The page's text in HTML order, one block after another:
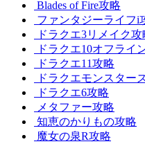
Blades of Fire攻略
ファンタジーライフi
ドラクエ3リメイク攻
ドラクエ10オフライ
ドラクエ11攻略
ドラクエモンスター
ドラクエ6攻略
メタファー攻略
知恵のかりもの攻略
魔女の泉R攻略